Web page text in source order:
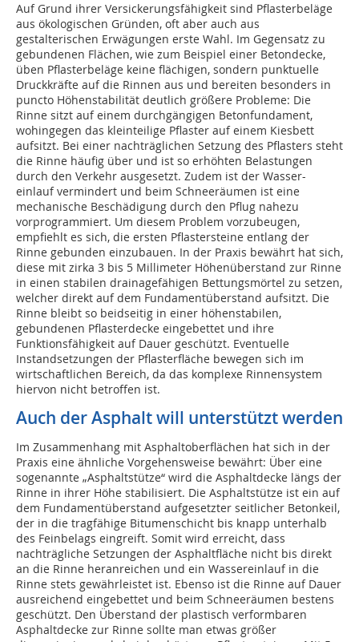
Auf Grund ihrer Versickerungsfähigkeit sind Pflasterbeläge
aus ökologischen Gründen, oft aber auch aus
gestalterischen Erwägungen erste Wahl. Im Gegensatz zu
gebundenen Flächen, wie zum Beispiel einer Betondecke,
üben Pflasterbeläge keine flächigen, sondern punktuelle
Druckkräfte auf die Rinnen aus und bereiten besonders in
puncto Höhenstabilität deutlich größere Probleme: Die
Rinne sitzt auf einem durchgängigen Betonfundament,
wohingegen das kleinteilige Pflaster auf einem Kiesbett
aufsitzt. Bei einer nachträglichen Setzung des Pflasters steht
die Rinne häufig über und ist so erhöhten Belastungen
durch den Verkehr ausgesetzt. Zudem ist der Wasser-
einlauf vermindert und beim Schneeräumen ist eine
mechanische Beschädigung durch den Pflug nahezu
vorprogrammiert. Um diesem Problem vorzubeugen,
empfiehlt es sich, die ersten Pflastersteine entlang der
Rinne gebunden einzubauen. In der Praxis bewährt hat sich,
diese mit zirka 3 bis 5 Millimeter Höhenüberstand zur Rinne
in einen stabilen drainagefähigen Bettungsmörtel zu setzen,
welcher direkt auf dem Fundamentüberstand aufsitzt. Die
Rinne bleibt so beidseitig in einer höhenstabilen,
gebundenen Pflasterdecke eingebettet und ihre
Funktionsfähigkeit auf Dauer geschützt. Eventuelle
Instandsetzungen der Pflasterfläche bewegen sich im
wirtschaftlichen Bereich, da das komplexe Rinnensystem
hiervon nicht betroffen ist.
Auch der Asphalt will unterstützt werden
Im Zusammenhang mit Asphaltoberflächen hat sich in der
Praxis eine ähnliche Vorgehensweise bewährt: Über eine
sogenannte „Asphaltstütze“ wird die Asphaltdecke längs der
Rinne in ihrer Höhe stabilisiert. Die Asphaltstütze ist ein auf
dem Fundamentüberstand aufgesetzter seitlicher Betonkeil,
der in die tragfähige Bitumenschicht bis knapp unterhalb
des Feinbelags eingreift. Somit wird erreicht, dass
nachträgliche Setzungen der Asphaltfläche nicht bis direkt
an die Rinne heranreichen und ein Wassereinlauf in die
Rinne stets gewährleistet ist. Ebenso ist die Rinne auf Dauer
ausreichend eingebettet und beim Schneeräumen bestens
geschützt. Den Überstand der plastisch verformbaren
Asphaltdecke zur Rinne sollte man etwas größer